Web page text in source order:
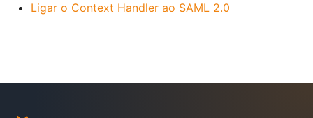
Ligar o Context Handler ao SAML 2.0